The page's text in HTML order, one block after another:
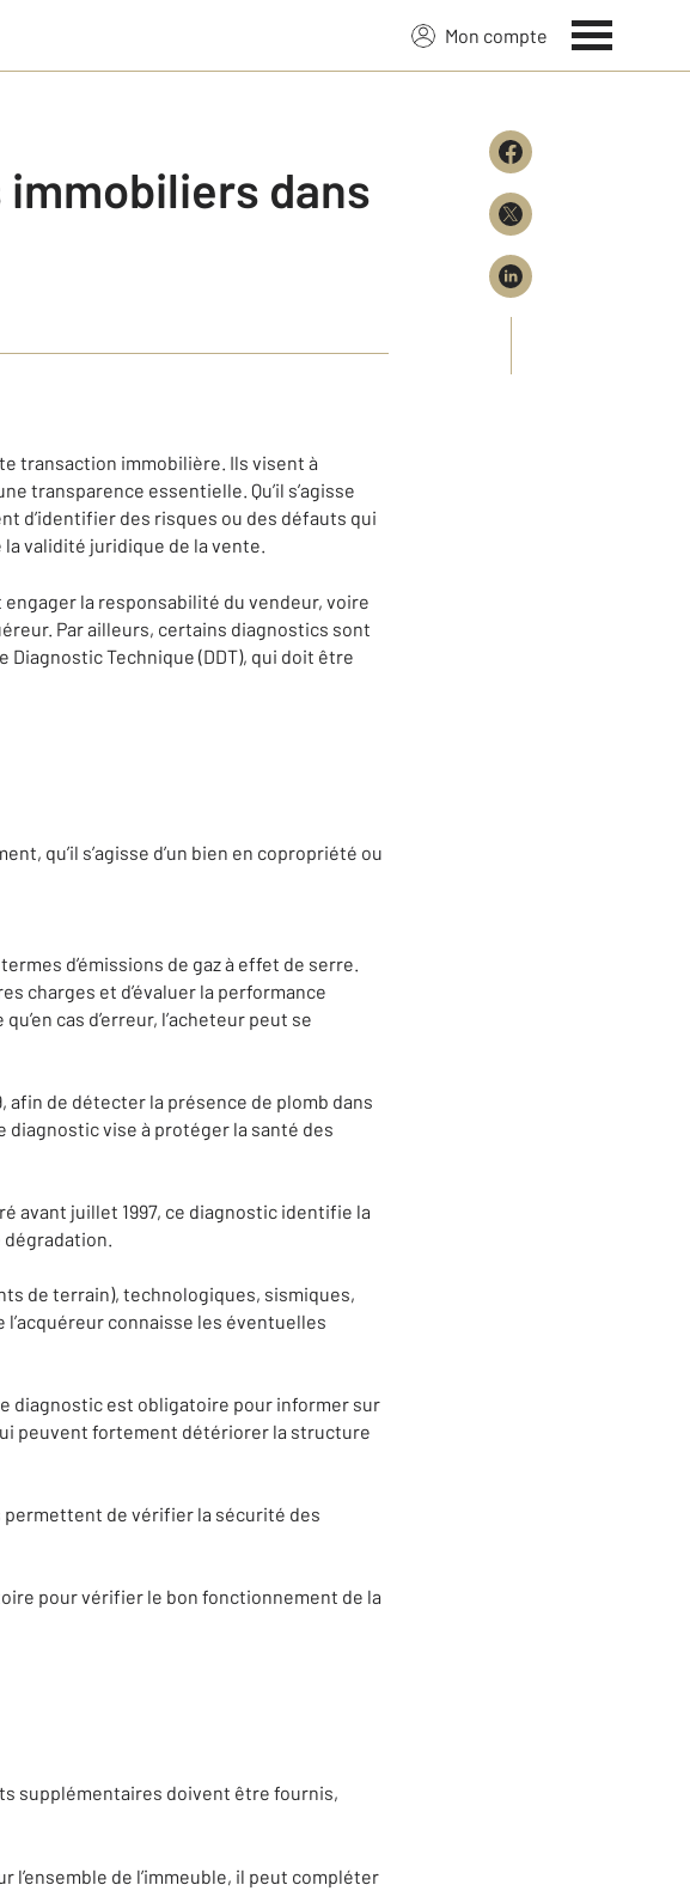
Mon compte
dans
transaction immobilière. Ils visent à
transparence essentielle. Qu’il s’agisse
d’identifier des risques ou des défauts qui
validité juridique de la vente.
la responsabilité du vendeur, voire
Par ailleurs, certains diagnostics sont
Technique (DDT), qui doit être
qu’il s’agisse d’un bien en copropriété ou
d’émissions de gaz à effet de serre.
charges et d’évaluer la performance
cas d’erreur, l’acheteur peut se
de détecter la présence de plomb dans
vise à protéger la santé des
avant juillet 1997, ce diagnostic identifie la
dégradation.
de terrain), technologiques, sismiques,
connaisse les éventuelles
diagnostic est obligatoire pour informer sur
peuvent fortement détériorer la structure
permettent de vérifier la sécurité des
pour vérifier le bon fonctionnement de la
supplémentaires doivent être fournis,
l’ensemble de l’immeuble, il peut compléter